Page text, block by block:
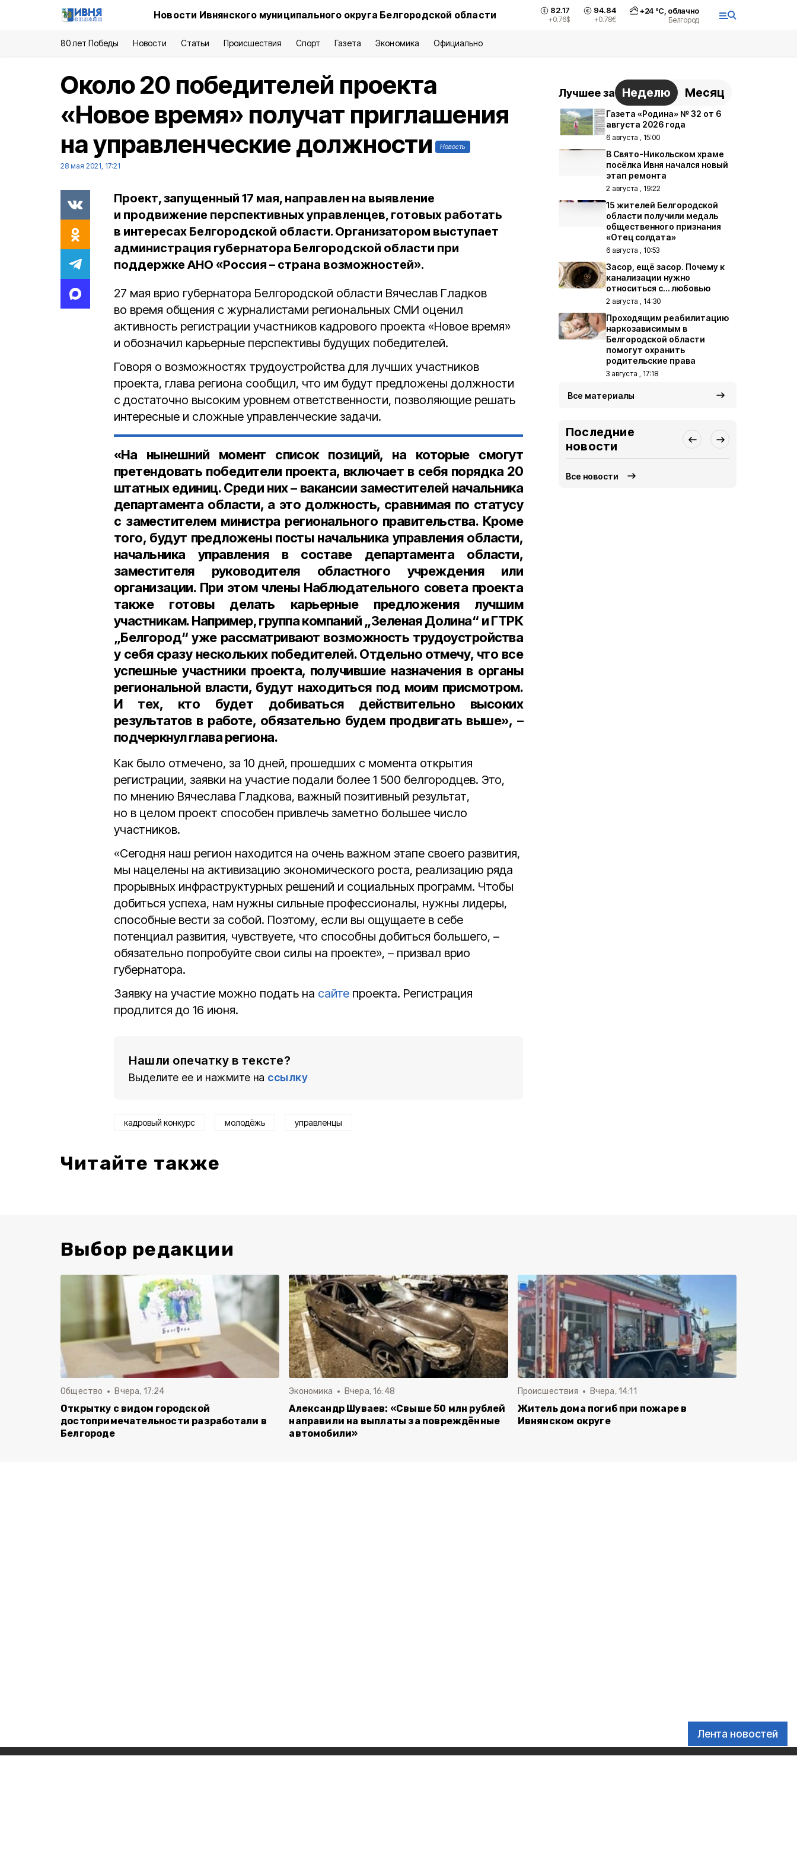
Новости Ивнянского муниципального округа Белгородской области 82.17
+0.76$
94.84
+0.78€
+24°С, облачно
Белгород
80 лет Победы Новости Статьи Происшествия Спорт Газета Экономика Официально
Лента новостей
Около 20 победителей проекта
«Новое время» получат приглашения
на управленческие должности
Новость
28 мая 2021, 17:21
Проект, запущенный 17 мая, направлен на выявление
и продвижение перспективных управленцев, готовых работать
в интересах Белгородской области. Организатором выступает
администрация губернатора Белгородской области при
поддержке АНО «Россия – страна возможностей».
27 мая врио губернатора Белгородской области Вячеслав Гладков
во время общения с журналистами региональных СМИ оценил
активность регистрации участников кадрового проекта «Новое время»
и обозначил карьерные перспективы будущих победителей.
Говоря о возможностях трудоустройства для лучших участников
проекта, глава региона сообщил, что им будут предложены должности
с достаточно высоким уровнем ответственности, позволяющие решать
интересные и сложные управленческие задачи.
«На нынешний момент список позиций, на которые смогут
претендовать победители проекта, включает в себя порядка 20
штатных единиц. Среди них – вакансии заместителей начальника
департамента области, а это должность, сравнимая по статусу
с заместителем министра регионального правительства. Кроме
того, будут предложены посты начальника управления области,
начальника управления в составе департамента области,
заместителя руководителя областного учреждения или
организации. При этом члены Наблюдательного совета проекта
также готовы делать карьерные предложения лучшим
участникам. Например, группа компаний „Зеленая Долина“ и ГТРК
„Белгород“ уже рассматривают возможность трудоустройства
у себя сразу нескольких победителей. Отдельно отмечу, что все
успешные участники проекта, получившие назначения в органы
региональной власти, будут находиться под моим присмотром.
И тех, кто будет добиваться действительно высоких
результатов в работе, обязательно будем продвигать выше», –
подчеркнул глава региона.
Как было отмечено, за 10 дней, прошедших с момента открытия
регистрации, заявки на участие подали более 1 500 белгородцев. Это,
по мнению Вячеслава Гладкова, важный позитивный результат,
но в целом проект способен привлечь заметно большее число
участников.
«Сегодня наш регион находится на очень важном этапе своего развития,
мы нацелены на активизацию экономического роста, реализацию ряда
прорывных инфраструктурных решений и социальных программ. Чтобы
добиться успеха, нам нужны сильные профессионалы, нужны лидеры,
способные вести за собой. Поэтому, если вы ощущаете в себе
потенциал развития, чувствуете, что способны добиться большего, –
обязательно попробуйте свои силы на проекте», – призвал врио
губернатора.
Заявку на участие можно подать на сайте проекта. Регистрация
продлится до 16 июня.
Нашли опечатку в тексте?
Выделите ее и нажмите на ссылку
кадровый конкурс молодёжь управленцы
Читайте также
Лучшее за Неделю Месяц
Газета «Родина» № 32 от 6
августа 2026 года
6 августа , 15:00
В Свято-Никольском храме
посёлка Ивня начался новый
этап ремонта
2 августа , 19:22
15 жителей Белгородской
области получили медаль
общественного признания
«Отец солдата»
6 августа , 10:53
Засор, ещё засор. Почему к
канализации нужно
относиться с… любовью
2 августа , 14:30
Проходящим реабилитацию
наркозависимым в
Белгородской области
помогут охранить
родительские права
3 августа , 17:18
Все материалы
Последние
новости
Все новости
Выбор редакции
Общество Вчера, 17:24
Открытку с видом городской
достопримечательности разработали в
Белгороде
Экономика Вчера, 16:48
Александр Шуваев: «Свыше 50 млн рублей
направили на выплаты за повреждённые
автомобили»
Происшествия Вчера, 14:11
Житель дома погиб при пожаре в
Ивнянском округе